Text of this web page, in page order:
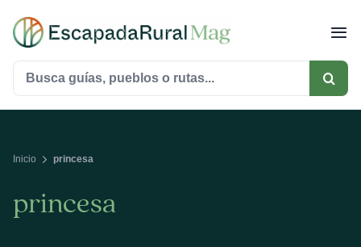
contenido
Buscar:
Inicio princesa
princesa